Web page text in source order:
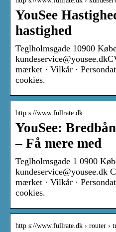
YouSee
hastighed
Teglholmsgade 10900
mærket · Vilkår ·
cookies.
http s://www.fullrate.dk
YouSee:
– Få mere med
Teglholmsgade 1 0900
kundeservice@yousee.dk
mærket · Vilkår ·
cookies.
http s://www.fullrate.dk › router ›